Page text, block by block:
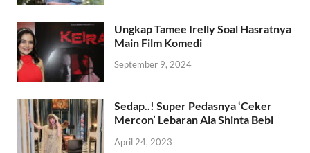
Ungkap Tamee Irelly Soal Hasratnya
Main Film Komedi
September 9, 2024
Sedap..! Super Pedasnya ‘Ceker
Mercon’ Lebaran Ala Shinta Bebi
April 24, 2023